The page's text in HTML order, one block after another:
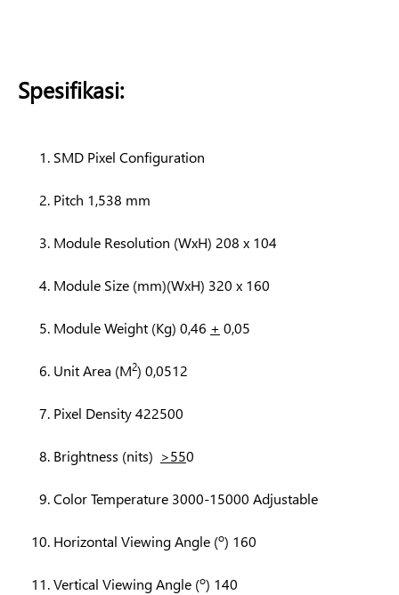
Spesifikasi:
SMD Pixel Configuration
Pitch 1,538 mm
Module Resolution (WxH) 208 x 104
Module Size (mm)(WxH) 320 x 160
Module Weight (Kg) 0,46 + 0,05
Unit Area (M2) 0,0512
Pixel Density 422500
Brightness (nits) >550
Color Temperature 3000-15000 Adjustable
Horizontal Viewing Angle (o) 160
Vertical Viewing Angle (o) 140